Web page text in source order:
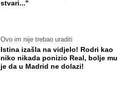
stvari..."
Ovo im nije trebao uraditi
Istina izašla na vidjelo! Rodri kao
niko nikada ponizio Real, bolje mu
je da u Madrid ne dolazi!